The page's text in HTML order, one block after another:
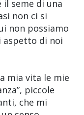
il seme di una
non ci si
non possiamo
aspetto di noi
mia vita le mie
piccole
che mi